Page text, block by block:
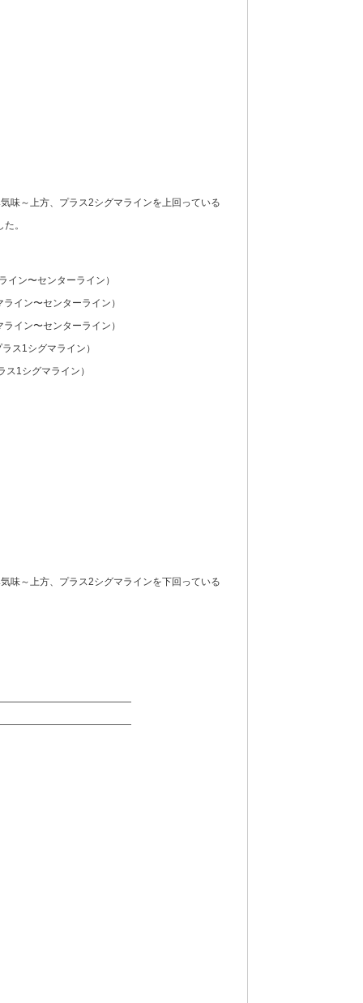
味～上方、プラス2シグマラインを上回っている
。
ン〜センターライン）
イン〜センターライン）
イン〜センターライン）
ス1シグマライン）
1シグマライン）
味～上方、プラス2シグマラインを下回っている